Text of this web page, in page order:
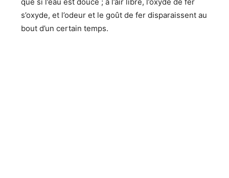
s’oxyde, et l’odeur et le goût de fer disparaissent au
bout d’un certain temps.